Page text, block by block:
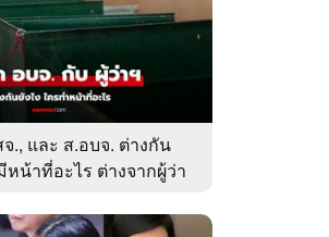
., และ ส.อบจ. ต่างกัน
หน้าที่อะไร ต่างจากผู้ว่า